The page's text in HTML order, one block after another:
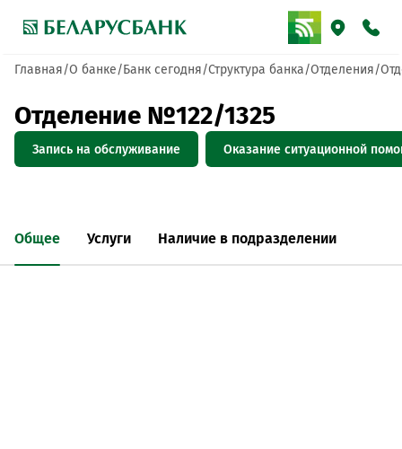
Главная О банке Банк сегодня Структура банка Отделения
Отделение №122/1325
Запись на обслуживание Оказание ситуационной
Общее Услуги Наличие в подразделении